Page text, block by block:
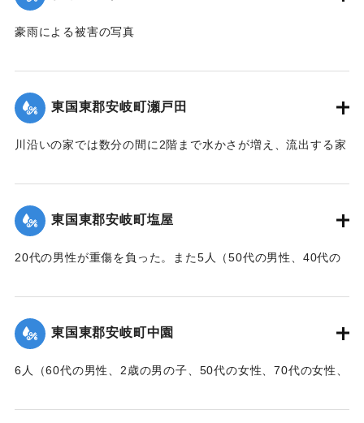
豪雨による被害の写真
｜固有コード:00679014
東国東郡安岐町瀬戸田
川沿いの家では数分の間に2階まで水かさが増え、流出する家
女性）が死亡した。
【出典：大分合同新聞 1961年10月27日夕刊1面】
｜固有コード: 00679016
東国東郡安岐町塩屋
20代の男性が重傷を負った。また5人（50代の男性、40代の
行方不明になった。
【出典：大分合同新聞 1961年10月27日夕刊1面】
｜固有コード: 00679017
東国東郡安岐町中園
6人（60代の男性、2歳の男の子、50代の女性、70代の女性、
（20代の女性2人、10代の女性、8ヶ月の女の子、30代の女